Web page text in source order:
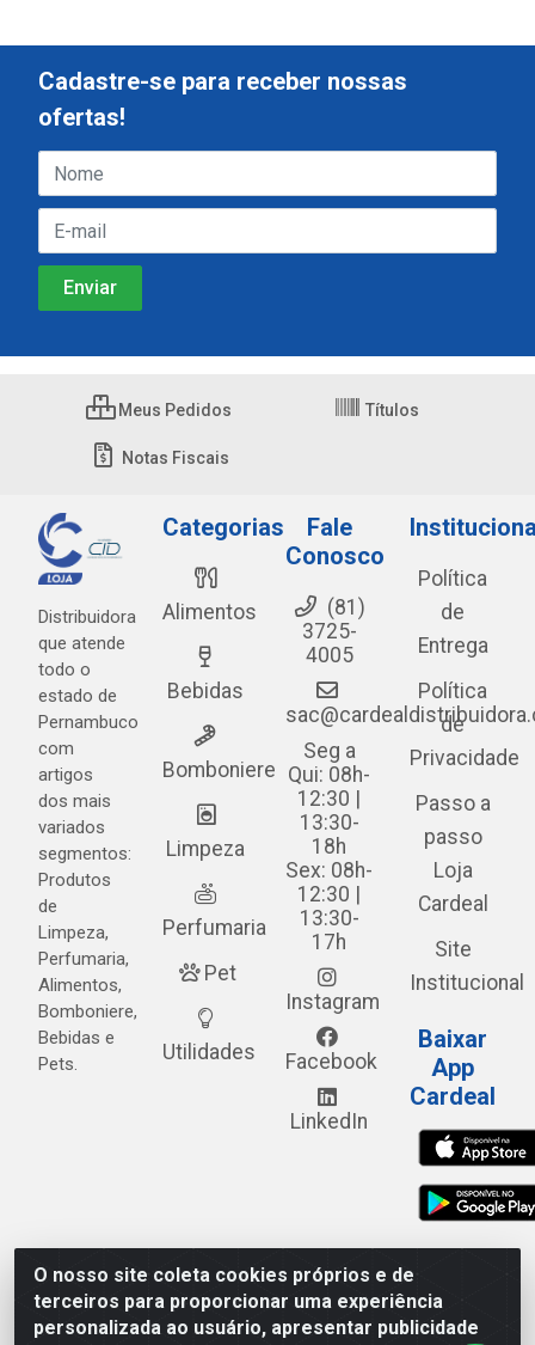
O nosso site coleta cookies próprios e de
terceiros para proporcionar uma experiência
personalizada ao usuário, apresentar publicidade
Cadastre-se para receber nossas
ofertas!
Meus Pedidos Títulos
Notas Fiscais
Distribuidora
que atende
todo o
estado de
Pernambuco
com
artigos
dos mais
variados
segmentos:
Produtos
de
Limpeza,
Perfumaria,
Alimentos,
Bomboniere,
Bebidas e
Pets.
Categorias
Alimentos
Bebidas
Bomboniere
Limpeza
Perfumaria
Pet
Utilidades
Fale
Conosco
(81)
3725-
4005
Seg a
Qui: 08h-
12:30 |
13:30-
18h
Sex: 08h-
12:30 |
13:30-
17h
Instagram
Facebook
LinkedIn
Política
de
Entrega
Política
de
Privacidade
Passo a
passo
Loja
Cardeal
Site
Institucional
Baixar
App
Cardeal
Cardeal Distribuidora - Estrada Alto do Moura, 582 - Alto
do Moura - Caruaru/PE - CEP 55.040-120 - CNPJ